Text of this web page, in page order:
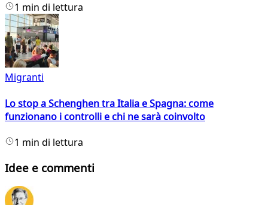
1 min di lettura
Migranti
Lo stop a Schenghen tra Italia e Spagna: come
funzionano i controlli e chi ne sarà coinvolto
1 min di lettura
Idee e commenti